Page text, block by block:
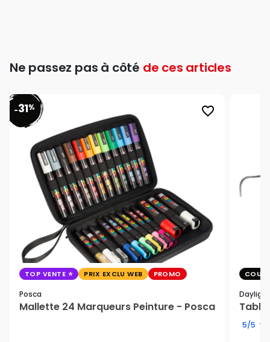
Ne passez pas à côté de ces articles
favorite_border
-31%
TOP VENTE PRIX EXCLU WEB PROMO
Posca
Mallette 24 Marqueurs Peinture - Posca
COUP
Daylight
Table
5/5